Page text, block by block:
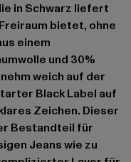
in Schwarz liefert
bietet, ohne
einem
und 30%
weich auf der
Black Label auf
Zeichen. Dieser
Bestandteil für
Jeans wie zu